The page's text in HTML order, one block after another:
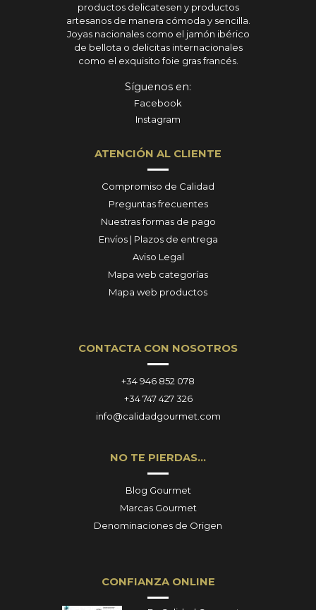
productos delicatesen y productos
artesanos de manera cómoda y sencilla.
Joyas nacionales como el jamón ibérico
de bellota o delicitas internacionales
como el exquisito foie gras francés.
Síguenos en:
Facebook
Instagram
ATENCIÓN AL CLIENTE
Compromiso de Calidad
Preguntas frecuentes
Nuestras formas de pago
Envíos | Plazos de entrega
Aviso Legal
Mapa web categorías
Mapa web productos
CONTACTA CON NOSOTROS
+34 946 852 078
+34 747 427 326
info@calidadgourmet.com
NO TE PIERDAS…
Blog Gourmet
Marcas Gourmet
Denominaciones de Origen
CONFIANZA ONLINE